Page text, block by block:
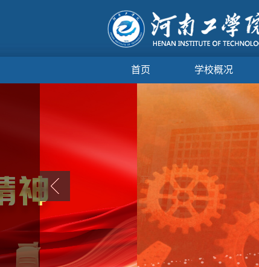
首页 学校概况